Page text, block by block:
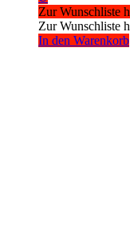
Zur Wunschliste
Zur Wunschliste
In den Warenkorb